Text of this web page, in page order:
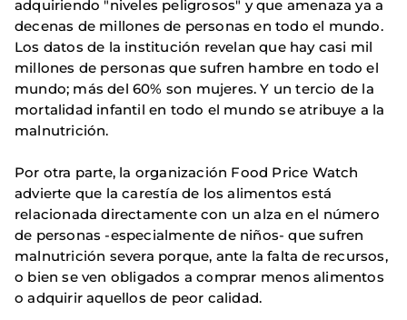
adquiriendo "niveles peligrosos" y que amenaza ya a
decenas de millones de personas en todo el mundo.
Los datos de la institución revelan que hay casi mil
millones de personas que sufren hambre en todo el
mundo; más del 60% son mujeres. Y un tercio de la
mortalidad infantil en todo el mundo se atribuye a la
malnutrición.
Por otra parte, la organización Food Price Watch
advierte que la carestía de los alimentos está
relacionada directamente con un alza en el número
de personas -especialmente de niños- que sufren
malnutrición severa porque, ante la falta de recursos,
o bien se ven obligados a comprar menos alimentos
o adquirir aquellos de peor calidad.